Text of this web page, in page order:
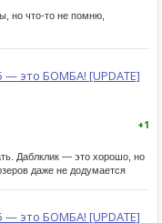
но что-то не помню,
это БОМБА! [UPDATE]
+1
Даблклик — это хорошо, но
даже не додумается
это БОМБА! [UPDATE]